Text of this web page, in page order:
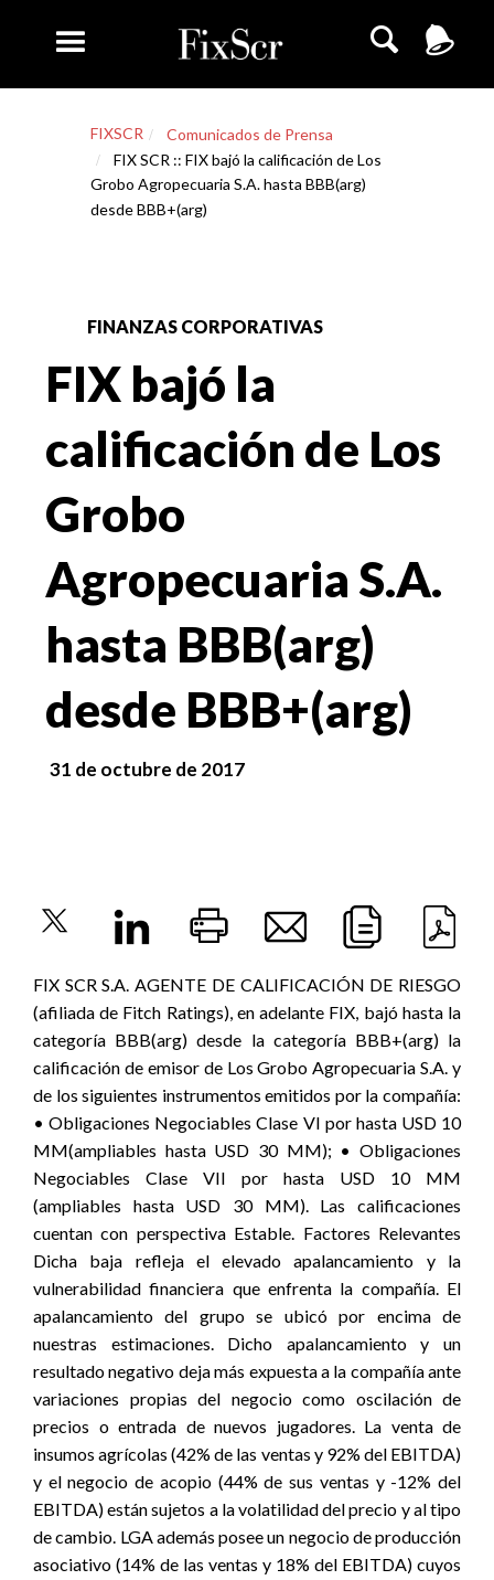
FIXSCR
Comunicados de Prensa
FIX SCR :: FIX bajó la calificación de Los
Grobo Agropecuaria S.A. hasta BBB(arg)
desde BBB+(arg)
FINANZAS CORPORATIVAS
FIX bajó la
calificación de Los
Grobo
Agropecuaria S.A.
hasta BBB(arg)
desde BBB+(arg)
31 de octubre de 2017
FIX SCR S.A. AGENTE DE CALIFICACIÓN DE RIESGO
(afiliada de Fitch Ratings), en adelante FIX, bajó hasta la
categoría BBB(arg) desde la categoría BBB+(arg) la
calificación de emisor de Los Grobo Agropecuaria S.A. y
de los siguientes instrumentos emitidos por la compañía:
• Obligaciones Negociables Clase VI por hasta USD 10
MM(ampliables hasta USD 30 MM); • Obligaciones
Negociables Clase VII por hasta USD 10 MM
(ampliables hasta USD 30 MM). Las calificaciones
cuentan con perspectiva Estable. Factores Relevantes
Dicha baja refleja el elevado apalancamiento y la
vulnerabilidad financiera que enfrenta la compañía. El
apalancamiento del grupo se ubicó por encima de
nuestras estimaciones. Dicho apalancamiento y un
resultado negativo deja más expuesta a la compañía ante
variaciones propias del negocio como oscilación de
precios o entrada de nuevos jugadores. La venta de
insumos agrícolas (42% de las ventas y 92% del EBITDA)
y el negocio de acopio (44% de sus ventas y -12% del
EBITDA) están sujetos a la volatilidad del precio y al tipo
de cambio. LGA además posee un negocio de producción
asociativo (14% de las ventas y 18% del EBITDA) cuyos